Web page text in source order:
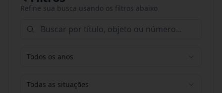
Refine sua busca usando os filtros abaixo
Todos os anos
Todas as situações